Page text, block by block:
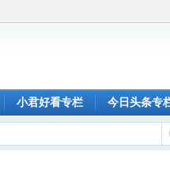
小君好看专栏 今日头条专